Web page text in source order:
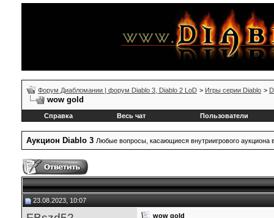
Форум Диабломании | форум Diablo 3, Diablo 2 LoD > Игры серии Diablo >
wow gold
Справка Весь чат Пользователи
Аукцион Diablo 3 Любые вопросы, касающиеся внутриигрового
23.08.2023, 10:07
wow gold